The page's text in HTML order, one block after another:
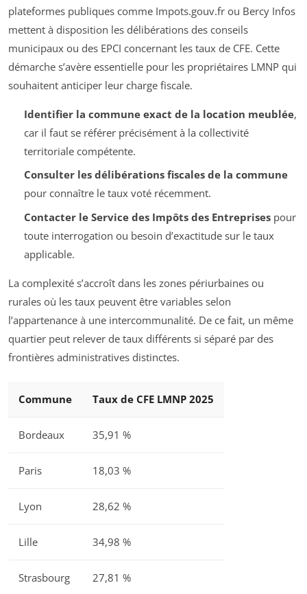
plateformes publiques comme Impots.gouv.fr ou Bercy Infos
mettent à disposition les délibérations des conseils
municipaux ou des EPCI concernant les taux de CFE. Cette
démarche s’avère essentielle pour les propriétaires LMNP qui
souhaitent anticiper leur charge fiscale.
Identifier la commune exact de la location meublée,
car il faut se référer précisément à la collectivité
territoriale compétente.
Consulter les délibérations fiscales de la commune
pour connaître le taux voté récemment.
Contacter le Service des Impôts des Entreprisespour
toute interrogation ou besoin d’exactitude sur le taux
applicable.
La complexité s’accroît dans les zones périurbaines ou
rurales où les taux peuvent être variables selon
l’appartenance à une intercommunalité. De ce fait, un même
quartier peut relever de taux différents si séparé par des
frontières administratives distinctes.
Commune Taux de CFE LMNP 2025
Bordeaux 35,91 %
Paris 18,03 %
Lyon 28,62 %
Lille 34,98 %
Strasbourg 27,81 %